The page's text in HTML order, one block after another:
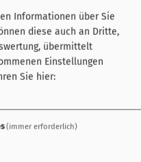
Informationen über Sie
diese auch an Dritte,
übermittelt
Einstellungen
Sie hier:
(immer erforderlich)